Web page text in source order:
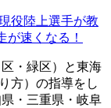
役陸上選手が教
が速くなる！
・緑区）と東海
方）の指導をし
・三重県・岐阜